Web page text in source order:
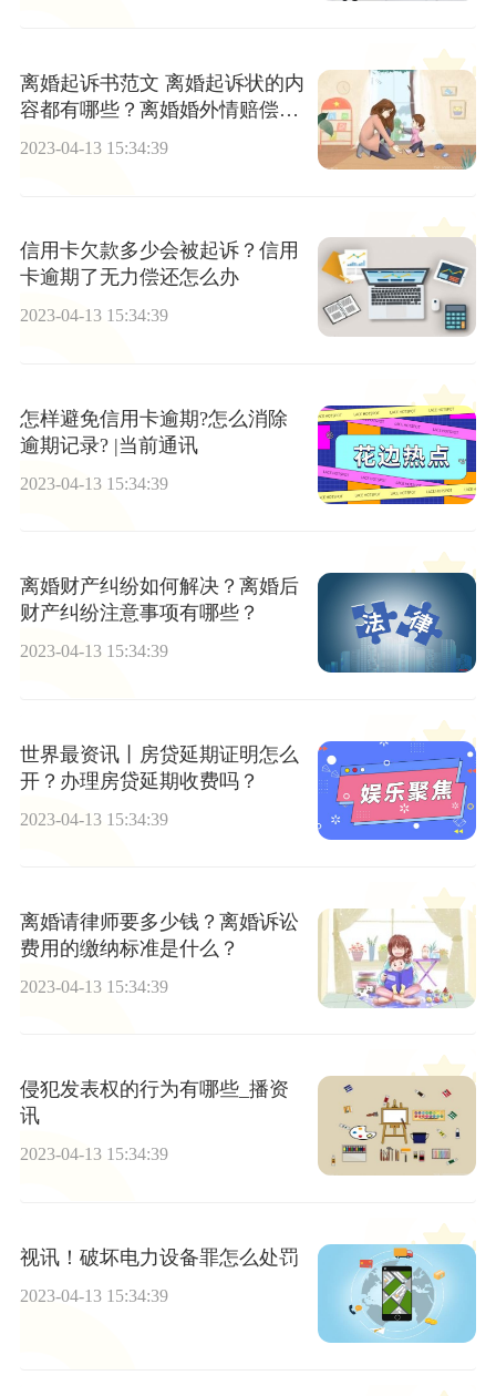
离婚起诉书范文 离婚起诉状的内
容都有哪些？离婚婚外情赔偿分
类
2023-04-13 15:34:39
信用卡欠款多少会被起诉？信用
卡逾期了无力偿还怎么办
2023-04-13 15:34:39
怎样避免信用卡逾期?怎么消除
逾期记录? |当前通讯
2023-04-13 15:34:39
离婚财产纠纷如何解决？离婚后
财产纠纷注意事项有哪些？
2023-04-13 15:34:39
世界最资讯丨房贷延期证明怎么
开？办理房贷延期收费吗？
2023-04-13 15:34:39
离婚请律师要多少钱？离婚诉讼
费用的缴纳标准是什么？
2023-04-13 15:34:39
侵犯发表权的行为有哪些_播资
讯
2023-04-13 15:34:39
视讯！破坏电力设备罪怎么处罚
2023-04-13 15:34:39